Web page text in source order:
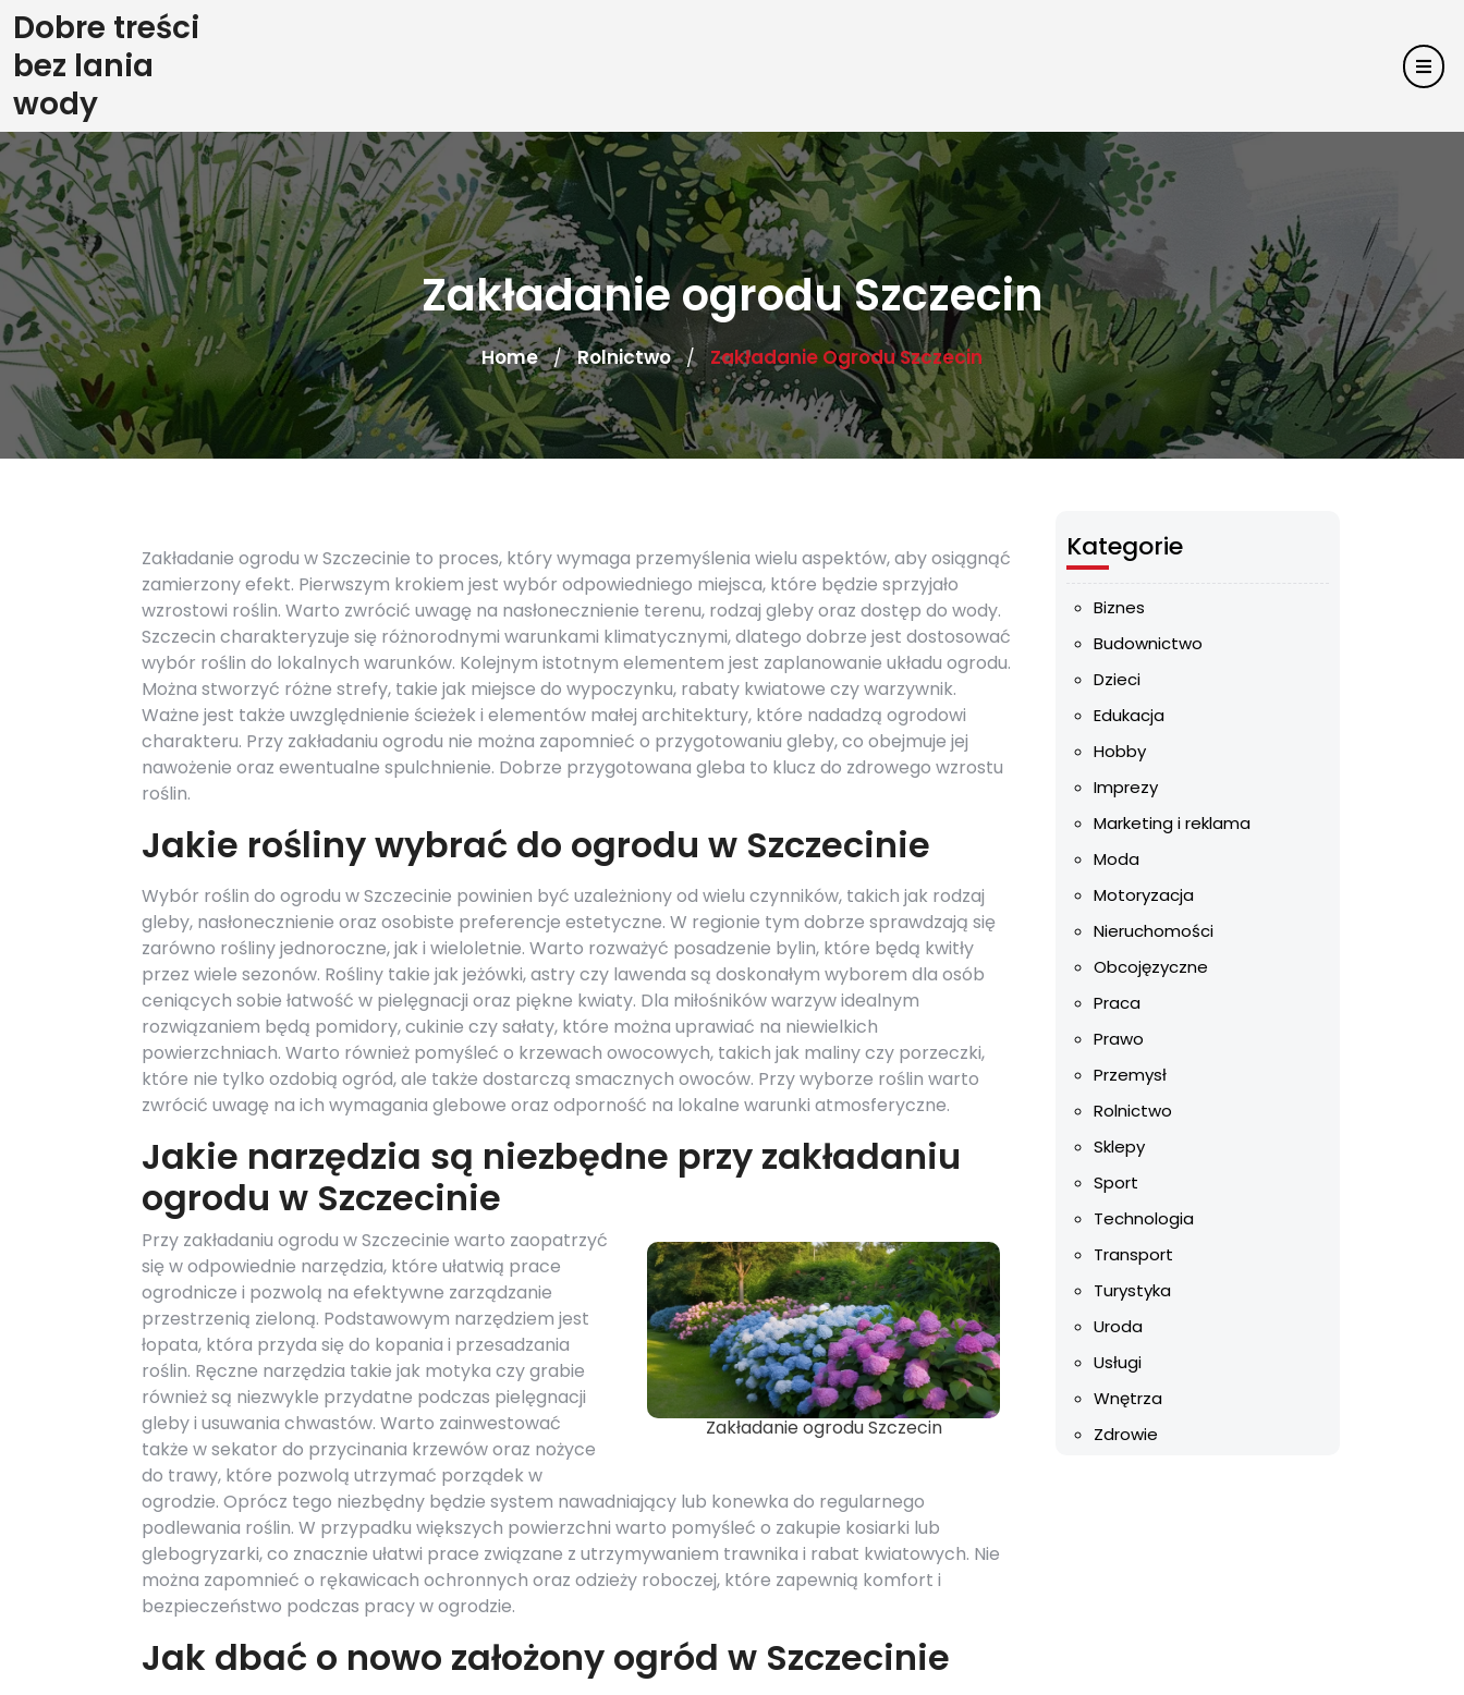
Skip
to
content
Dobre treści
bez lania
wody
Zakładanie ogrodu Szczecin
Home / Rolnictwo / Zakładanie Ogrodu Szczecin
Zakładanie ogrodu w Szczecinie to proces, który wymaga przemyślenia wielu aspektów, aby osiągnąć
zamierzony efekt. Pierwszym krokiem jest wybór odpowiedniego miejsca, które będzie sprzyjało
wzrostowi roślin. Warto zwrócić uwagę na nasłonecznienie terenu, rodzaj gleby oraz dostęp do wody.
Szczecin charakteryzuje się różnorodnymi warunkami klimatycznymi, dlatego dobrze jest dostosować
wybór roślin do lokalnych warunków. Kolejnym istotnym elementem jest zaplanowanie układu ogrodu.
Można stworzyć różne strefy, takie jak miejsce do wypoczynku, rabaty kwiatowe czy warzywnik.
Ważne jest także uwzględnienie ścieżek i elementów małej architektury, które nadadzą ogrodowi
charakteru. Przy zakładaniu ogrodu nie można zapomnieć o przygotowaniu gleby, co obejmuje jej
nawożenie oraz ewentualne spulchnienie. Dobrze przygotowana gleba to klucz do zdrowego wzrostu
roślin.
Jakie rośliny wybrać do ogrodu w Szczecinie
Wybór roślin do ogrodu w Szczecinie powinien być uzależniony od wielu czynników, takich jak rodzaj
gleby, nasłonecznienie oraz osobiste preferencje estetyczne. W regionie tym dobrze sprawdzają się
zarówno rośliny jednoroczne, jak i wieloletnie. Warto rozważyć posadzenie bylin, które będą kwitły
przez wiele sezonów. Rośliny takie jak jeżówki, astry czy lawenda są doskonałym wyborem dla osób
ceniących sobie łatwość w pielęgnacji oraz piękne kwiaty. Dla miłośników warzyw idealnym
rozwiązaniem będą pomidory, cukinie czy sałaty, które można uprawiać na niewielkich
powierzchniach. Warto również pomyśleć o krzewach owocowych, takich jak maliny czy porzeczki,
które nie tylko ozdobią ogród, ale także dostarczą smacznych owoców. Przy wyborze roślin warto
zwrócić uwagę na ich wymagania glebowe oraz odporność na lokalne warunki atmosferyczne.
Jakie narzędzia są niezbędne przy zakładaniu
ogrodu w Szczecinie
Zakładanie ogrodu Szczecin
Przy zakładaniu ogrodu w Szczecinie warto zaopatrzyć
się w odpowiednie narzędzia, które ułatwią prace
ogrodnicze i pozwolą na efektywne zarządzanie
przestrzenią zieloną. Podstawowym narzędziem jest
łopata, która przyda się do kopania i przesadzania
roślin. Ręczne narzędzia takie jak motyka czy grabie
również są niezwykle przydatne podczas pielęgnacji
gleby i usuwania chwastów. Warto zainwestować
także w sekator do przycinania krzewów oraz nożyce
do trawy, które pozwolą utrzymać porządek w
ogrodzie. Oprócz tego niezbędny będzie system nawadniający lub konewka do regularnego
podlewania roślin. W przypadku większych powierzchni warto pomyśleć o zakupie kosiarki lub
glebogryzarki, co znacznie ułatwi prace związane z utrzymywaniem trawnika i rabat kwiatowych. Nie
można zapomnieć o rękawicach ochronnych oraz odzieży roboczej, które zapewnią komfort i
bezpieczeństwo podczas pracy w ogrodzie.
Jak dbać o nowo założony ogród w Szczecinie
Kategorie
Biznes
Budownictwo
Dzieci
Edukacja
Hobby
Imprezy
Marketing i reklama
Moda
Motoryzacja
Nieruchomości
Obcojęzyczne
Praca
Prawo
Przemysł
Rolnictwo
Sklepy
Sport
Technologia
Transport
Turystyka
Uroda
Usługi
Wnętrza
Zdrowie